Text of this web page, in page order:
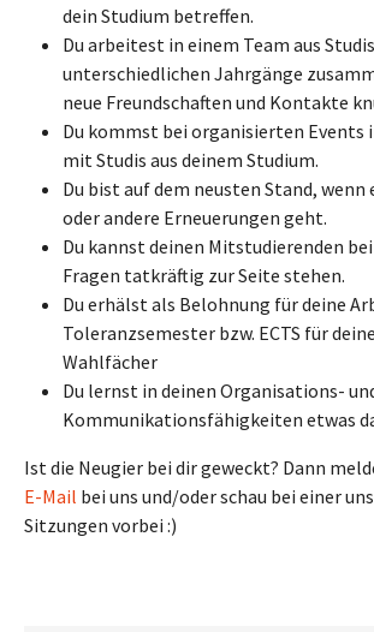
dein Studium betreffen.
Du arbeitest in einem Team aus
unterschiedlichen Jahrgänge
neue Freundschaften und Kontakte
Du kommst bei organisierten Events
mit Studis aus deinem Studium.
Du bist auf dem neusten Stand, wenn
oder andere Erneuerungen geht.
Du kannst deinen Mitstudierenden
Fragen tatkräftig zur Seite stehen.
Du erhälst als Belohnung für deine
Toleranzsemester bzw. ECTS für
Wahlfächer
Du lernst in deinen Organisations-
Kommunikationsfähigkeiten etwas
Ist die Neugier bei dir geweckt? Dann
E-Mail bei uns und/oder schau bei einer
Sitzungen vorbei :)